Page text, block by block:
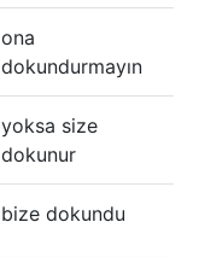
ona
dokundurmayın
yoksa size
dokunur
bize dokundu